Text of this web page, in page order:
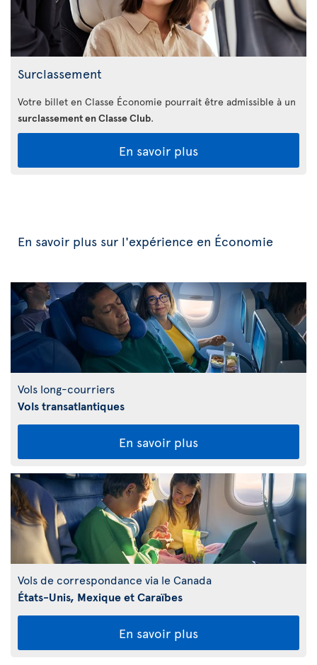
Surclassement
Votre billet en Classe Économie pourrait être admissible à un
surclassement en Classe Club.
En savoir plus
En savoir plus sur l'expérience en Économie
Vols long-courriers
Vols transatlantiques
En savoir plus
Vols de correspondance via le Canada
États-Unis, Mexique et Caraïbes
En savoir plus